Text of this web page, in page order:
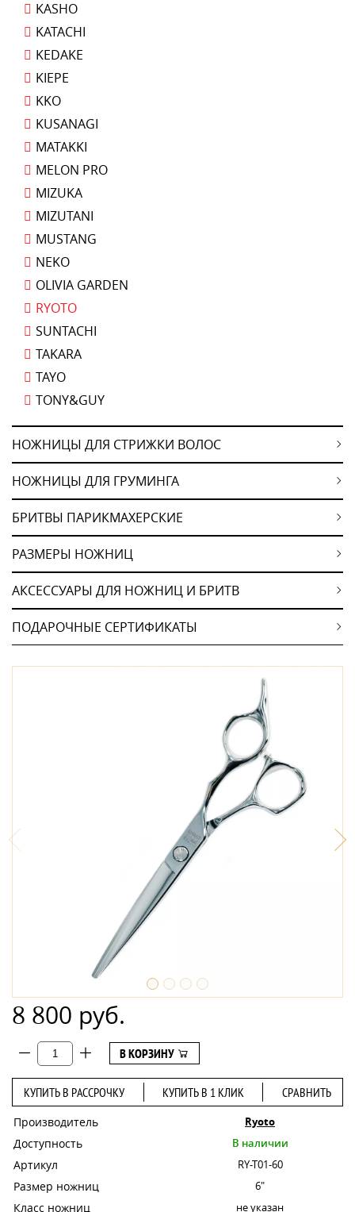
KASHO
KATACHI
KEDAKE
KIEPE
KKO
KUSANAGI
MATAKKI
MELON PRO
MIZUKA
MIZUTANI
MUSTANG
NEKO
OLIVIA GARDEN
RYOTO
SUNTACHI
TAKARA
TAYO
TONY&GUY
НОЖНИЦЫ ДЛЯ СТРИЖКИ ВОЛОС
НОЖНИЦЫ ДЛЯ ГРУМИНГА
БРИТВЫ ПАРИКМАХЕРСКИЕ
РАЗМЕРЫ НОЖНИЦ
АКСЕССУАРЫ ДЛЯ НОЖНИЦ И БРИТВ
ПОДАРОЧНЫЕ СЕРТИФИКАТЫ
8 800 руб.
В КОРЗИНУ
КУПИТЬ В РАССРОЧКУ КУПИТЬ В 1 КЛИК СРАВНИТЬ
Производитель Ryoto
Доступность В наличии
Артикул RY-T01-60
Размер ножниц 6"
Класс ножниц не указан